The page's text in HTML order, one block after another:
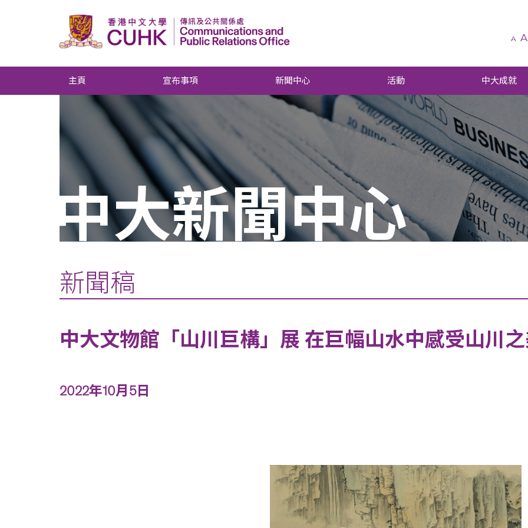
A A
主頁 宣布事項 新聞中心 活動 中大成就
中大新聞中心
新聞稿
中大文物館「山川巨構」展 在巨幅山水中感受山川
2022年10月5日